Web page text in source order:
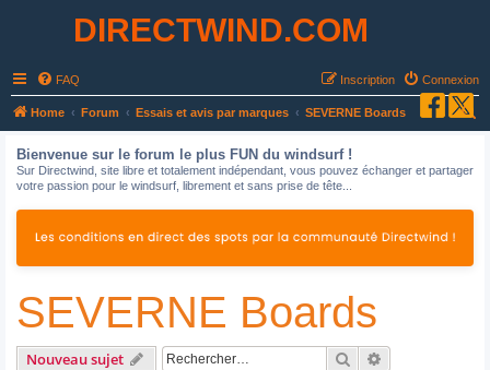
DIRECTWIND.COM
FAQ Connexion
Inscription
Home Forum Essais et avis par marques SEVERNE Boards
Bienvenue sur le forum le plus FUN du windsurf !
Sur Directwind, site libre et totalement indépendant, vous pouvez échanger et partager
votre passion pour le windsurf, librement et sans prise de tête...
SEVERNE Boards
Nouveau sujet Rechercher